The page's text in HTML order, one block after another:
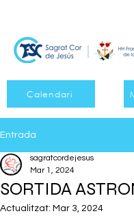
Calendari
Entrada
SORTIDA
sagratcordejesus
Mar 1, 2024
Actualitzat: Mar 3, 2024